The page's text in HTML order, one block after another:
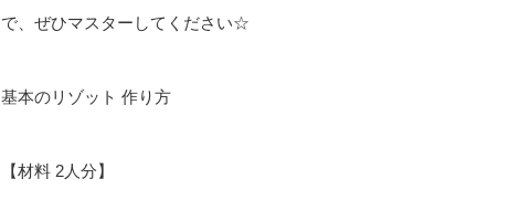
で、ぜひマスターしてください☆
基本のリゾット 作り方
【材料 2人分】